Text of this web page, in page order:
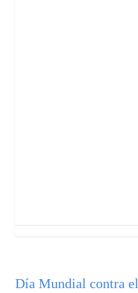
Día Mundial contra el